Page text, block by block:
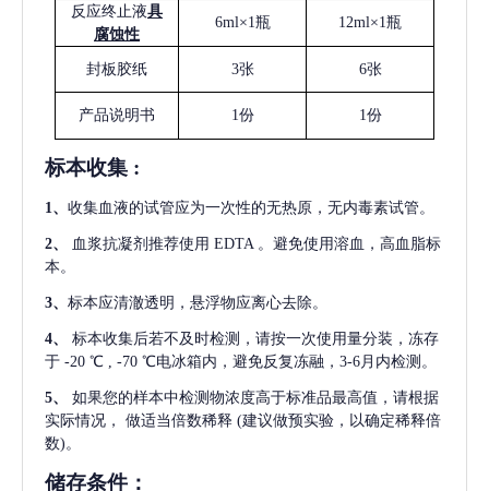
反应终止液具
腐蚀性
6ml×1瓶 12ml×1瓶
封板胶纸 3张 6张
产品说明书 1份 1份
标本收集 :
1 、 收集血液的试管应为一次性的无热原，无内毒素试管。
2、 血浆抗凝剂推荐使用 EDTA 。避免使用溶血，高血脂标
本。
3、 标本应清澈透明，悬浮物应离心去除。
4、
标本收集后若不及时检测，请按一次使用量分装，冻存
于 -20 ℃ , -70 ℃电冰箱内，避免反复冻融，3-6月内检测。
5、
如果您的样本中检测物浓度高于标准品最高值，请根据
实际情况，
做适当倍数稀释 (建议做预实验，以确定稀释倍
数)。
储存条件：